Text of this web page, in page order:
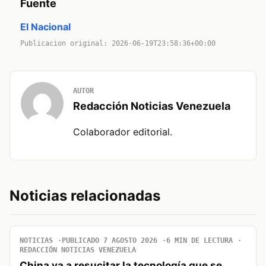
Fuente
El Nacional
Publicacion original: 2026-06-19T23:58:36+00:00
AUTOR
Redacción Noticias Venezuela
Colaborador editorial.
Noticias relacionadas
NOTICIAS PUBLICADO 7 AGOSTO 2026
6 MIN DE LECTURA
REDACCIÓN NOTICIAS VENEZUELA